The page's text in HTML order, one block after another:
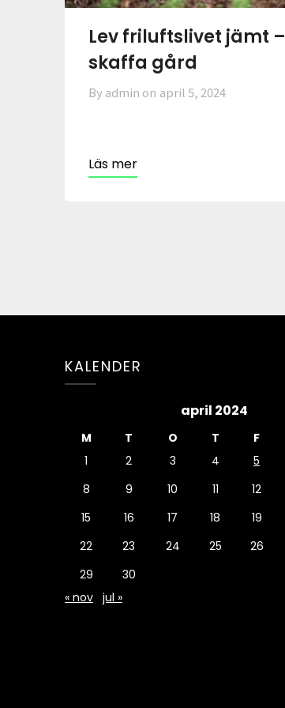
Lev friluftslivet jämt –
skaffa gård
By admin on april 5, 2024
KALENDER
april 2024
M T O T F
1
2 3 4 5
8
9 10 11 12
15
16 17 18 19
22
23 24 25 26
29
30
« nov jul »